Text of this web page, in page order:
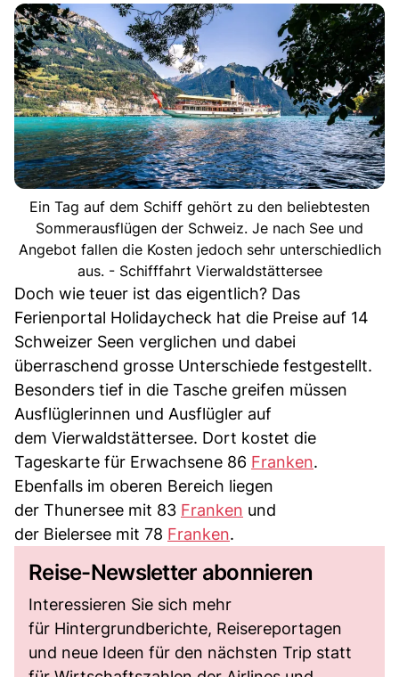
Ein Tag auf dem Schiff gehört zu den beliebtesten
Sommerausflügen der Schweiz. Je nach See und
Angebot fallen die Kosten jedoch sehr unterschiedlich
aus. - Schifffahrt Vierwaldstättersee
Doch wie teuer ist das eigentlich? Das
Ferienportal Holidaycheck hat die Preise auf 14
Schweizer Seen verglichen und dabei
überraschend grosse Unterschiede festgestellt.
Besonders tief in die Tasche greifen müssen
Ausflüglerinnen und Ausflügler auf
dem Vierwaldstättersee. Dort kostet die
Tageskarte für Erwachsene 86 Franken.
Ebenfalls im oberen Bereich liegen
der Thunersee mit 83 Franken und
der Bielersee mit 78 Franken.
Reise-Newsletter abonnieren
Interessieren Sie sich mehr
für Hintergrundberichte, Reisereportagen
und neue Ideen für den nächsten Trip statt